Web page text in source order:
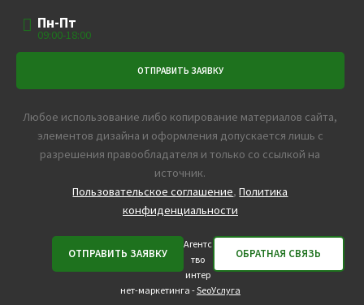
Пн-Пт
09:00-18:00
Любое использование либо копирование материалов сайта,
элементов дизайна и оформления допускается лишь с
разрешения правообладателя и только со ссылкой на
источник.
Пользовательское соглашение,Политика
конфиденциальности
Агентс
тво
интер
нет-маркетинга -SeoУслуга